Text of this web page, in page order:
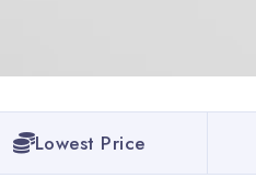
Lowest Price